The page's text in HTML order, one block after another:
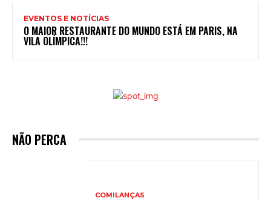
EVENTOS E NOTÍCIAS
O MAIOR RESTAURANTE DO MUNDO ESTÁ EM PARIS, NA
VILA OLÍMPICA!!!
NÃO PERCA
COMILANÇAS